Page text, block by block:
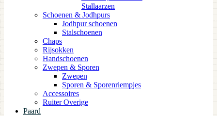
Stallaarzen
Schoenen & Jodhpurs
Jodhpur schoenen
Stalschoenen
Chaps
Rijsokken
Handschoenen
Zwepen & Sporen
Zwepen
Sporen & Sporenriempjes
Accessoires
Ruiter Overige
Paard